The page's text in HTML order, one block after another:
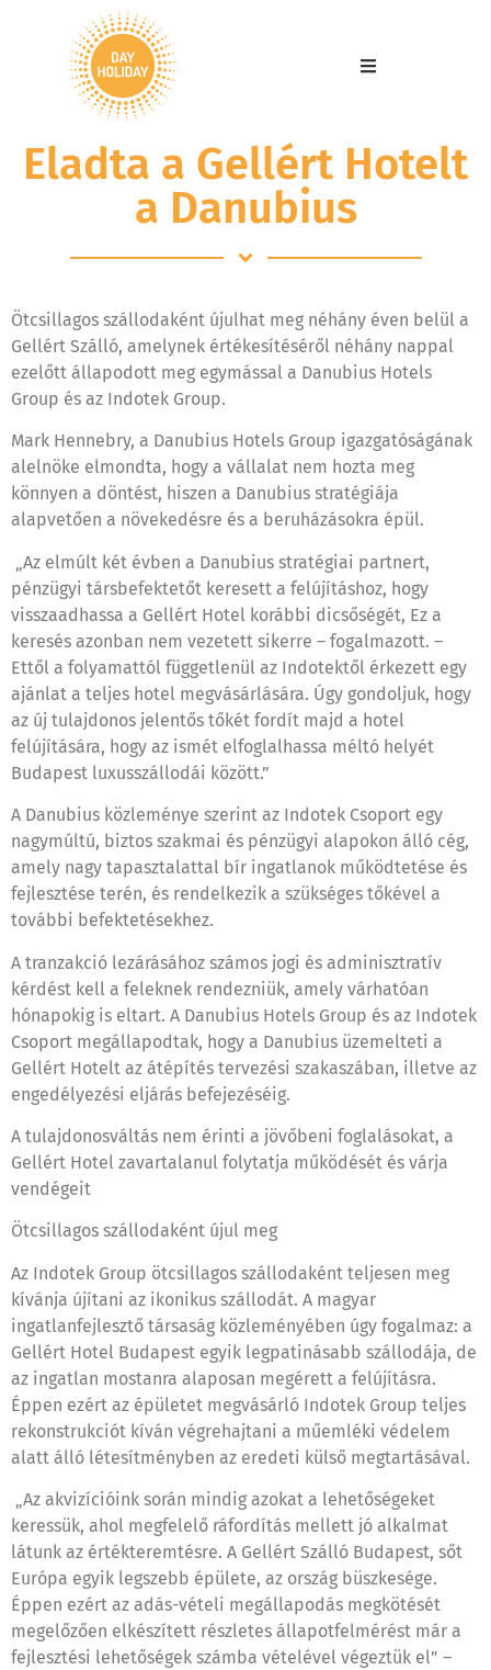
Eladta a Gellért Hotelt
a Danubius
Ötcsillagos szállodaként újulhat meg néhány éven belül a
Gellért Szálló, amelynek értékesítéséről néhány nappal
ezelőtt állapodott meg egymással a Danubius Hotels
Group és az Indotek Group.
Mark Hennebry, a Danubius Hotels Group igazgatóságának
alelnöke elmondta, hogy a vállalat nem hozta meg
könnyen a döntést, hiszen a Danubius stratégiája
alapvetően a növekedésre és a beruházásokra épül.
„Az elmúlt két évben a Danubius stratégiai partnert,
pénzügyi társbefektetőt keresett a felújításhoz, hogy
visszaadhassa a Gellért Hotel korábbi dicsőségét, Ez a
keresés azonban nem vezetett sikerre – fogalmazott. –
Ettől a folyamattól függetlenül az Indotektől érkezett egy
ajánlat a teljes hotel megvásárlására. Úgy gondoljuk, hogy
az új tulajdonos jelentős tőkét fordít majd a hotel
felújítására, hogy az ismét elfoglalhassa méltó helyét
Budapest luxusszállodái között.”
A Danubius közleménye szerint az Indotek Csoport egy
nagymúltú, biztos szakmai és pénzügyi alapokon álló cég,
amely nagy tapasztalattal bír ingatlanok működtetése és
fejlesztése terén, és rendelkezik a szükséges tőkével a
további befektetésekhez.
A tranzakció lezárásához számos jogi és adminisztratív
kérdést kell a feleknek rendezniük, amely várhatóan
hónapokig is eltart. A Danubius Hotels Group és az Indotek
Csoport megállapodtak, hogy a Danubius üzemelteti a
Gellért Hotelt az átépítés tervezési szakaszában, illetve az
engedélyezési eljárás befejezéséig.
A tulajdonosváltás nem érinti a jövőbeni foglalásokat, a
Gellért Hotel zavartalanul folytatja működését és várja
vendégeit
Ötcsillagos szállodaként újul meg
Az Indotek Group ötcsillagos szállodaként teljesen meg
kívánja újítani az ikonikus szállodát. A magyar
ingatlanfejlesztő társaság közleményében úgy fogalmaz: a
Gellért Hotel Budapest egyik legpatinásabb szállodája, de
az ingatlan mostanra alaposan megérett a felújításra.
Éppen ezért az épületet megvásárló Indotek Group teljes
rekonstrukciót kíván végrehajtani a műemléki védelem
alatt álló létesítményben az eredeti külső megtartásával.
„Az akvizícióink során mindig azokat a lehetőségeket
keressük, ahol megfelelő ráfordítás mellett jó alkalmat
látunk az értékteremtésre. A Gellért Szálló Budapest, sőt
Európa egyik legszebb épülete, az ország büszkesége.
Éppen ezért az adás-vételi megállapodás megkötését
megelőzően elkészített részletes állapotfelmérést már a
fejlesztési lehetőségek számba vételével végeztük el” –